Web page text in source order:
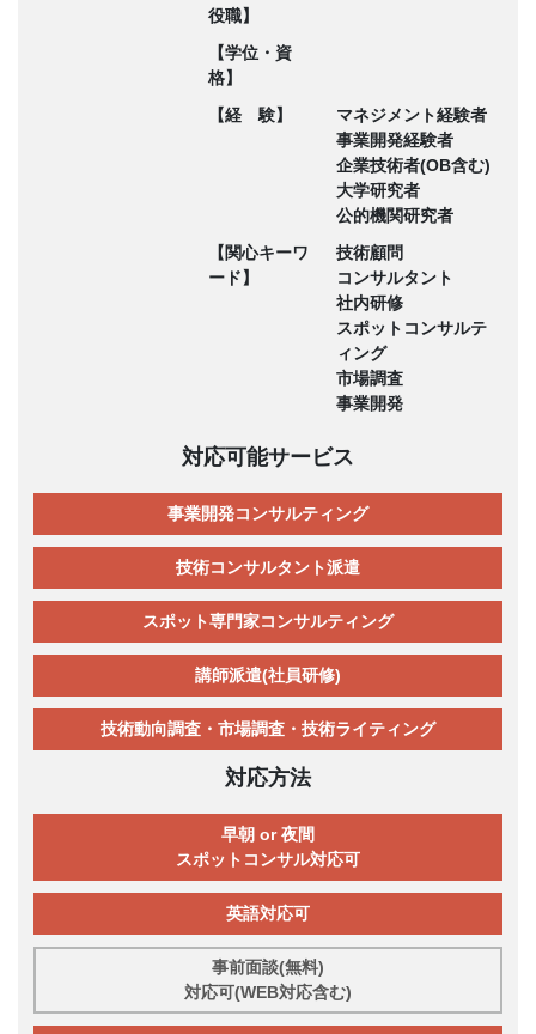
役職】
【学位・資
格】
【経 験】
マネジメント経験者
事業開発経験者
企業技術者(OB含む)
大学研究者
公的機関研究者
【関心キーワ
ード】
技術顧問
コンサルタント
社内研修
スポットコンサルテ
ィング
市場調査
事業開発
対応可能サービス
事業開発コンサルティング
技術コンサルタント派遣
スポット専門家コンサルティング
講師派遣(社員研修)
技術動向調査・市場調査・技術ライティング
対応方法
早朝 or 夜間
スポットコンサル対応可
英語対応可
事前面談(無料)
対応可(WEB対応含む)